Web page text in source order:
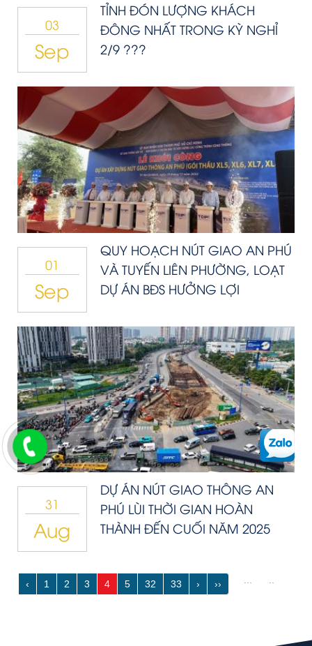
03
Sep
TỈNH ĐÓN LƯỢNG KHÁCH
ĐÔNG NHẤT TRONG KỲ NGHỈ
2/9 ???
01
Sep
QUY HOẠCH NÚT GIAO AN PHÚ
VÀ TUYẾN LIÊN PHƯỜNG, LOẠT
DỰ ÁN BĐS HƯỞNG LỢI
31
Aug
DỰ ÁN NÚT GIAO THÔNG AN
PHÚ LÙI THỜI GIAN HOÀN
THÀNH ĐẾN CUỐI NĂM 2025
‹ 1 2 ...
3 4 5 ..
32 33 › ››